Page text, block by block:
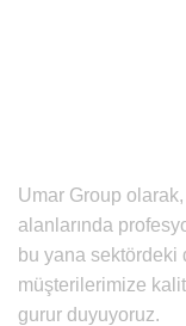
Umar Group olarak,
alanlarında
bu yana
müşterilerimize
gurur duyuyoruz.